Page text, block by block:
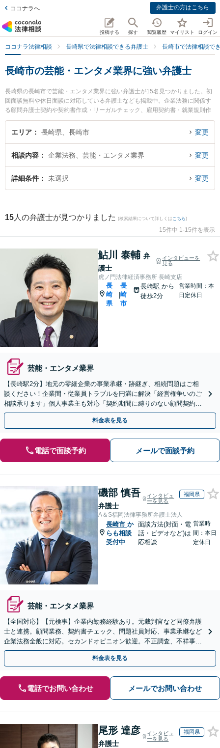
ココナラへ 弁護士の方はこちら
投稿する 探す 閲覧履歴 マイリスト ログイン
ココナラ法律相談 長崎県で法律相談できる弁護士 長崎市で法律相談で
長崎市の芸能・エンタメ業界に強い弁護士
長崎県の長崎市で芸能・エンタメ業界に強い弁護士が15名見つかりました。初
回面談無料や休日面談に対応している弁護士なども掲載中。企業法務に関係す
る顧問弁護士契約や契約書作成・リーガルチェック、雇用契約書・就業規則作
成等の細かな分野での絞り込み検索もでき便利です。特に虎ノ門法律経済事務
所 長崎支店の鮎川 泰輔弁護士や弁護士法人山本・坪井綜合法律事務所 長崎オ
崎市で土日や夜間に発生した芸能・エンタメ業界のトラブルを今すぐに弁護士
に相談したい』『芸能・エンタメ業界のトラブル解決の実績豊富な近くの弁護
士を検索したい』『初回相談無料で芸能・エンタメ業界を法律相談できる長崎
エリア 長崎県、長崎市 変更
相談内容 企業法務、芸能・エンタメ業界 変更
詳細条件 未選択 変更
15 人の弁護士が見つかりました (検索結果について詳しくは こちら)
15件中 1-15件を表示
鮎川 泰輔 弁
護士
インタビューを
見る
虎ノ門法律経済事務所 長崎支店
長
崎
県
|
長
崎
市
長崎駅から
徒歩2分
営業時間：本
日定休日
芸能・エンタメ業界
【長崎駅2分】地元の零細企業の事業承継・跡継ぎ、相続問題はご相
談ください！企業間・従業員トラブルを円満に解決「経営権争いのご
相談承ります」個人事業主も対応「契約期間に縛りのない顧問契約あ
り」【夜間・休日面談｜ビデオ面談対応】
料金表を見る
電話で面談予約 メールで面談予約
磯部 慎吾
弁護士
インタビュ
ーを見る
福岡県
A＆S福岡法律事務所弁護士法人
長崎市 か
らも相談
受付中
面談方法(対面・電
話・ビデオなど)は
応相談
営業時
間：本日
定休日
芸能・エンタメ業界
【全国対応】【元検事】企業内勤務経験あり。元裁判官など同僚弁護
士と連携。顧問業務、契約書チェック、問題社員対応、事業承継など
企業法務全般に対応。セカンドオピニオン歓迎。不正調査、不祥事や
ハラスメントの対応・予防にも実績。事業を守り成長支援。
料金表を見る
電話でお問い合わせ メールでお問い合わせ
尾形 達彦
弁護士
インタビュ
ーを見る
福岡県